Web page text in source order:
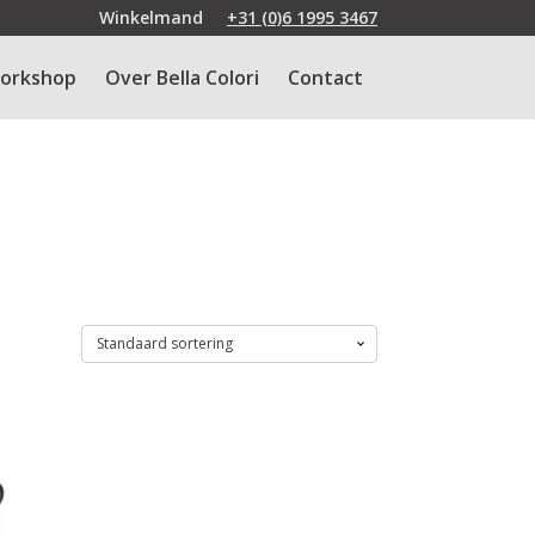
Winkelmand +31 (0)6 1995 3467
Over Bella Colori Contact